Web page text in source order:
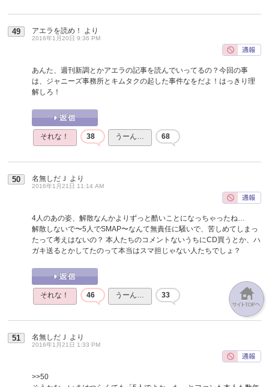
49 アエラを読め！ より
2016年1月20日 9:36 PM
あんた、週刊新調とかアエラの記事を読んでいってるの？今回の事
は、ジャニーズ事務所とキムタクの起した事件なをだよ！はっきり理
解しろ！
それな！ 38 うーん… 68
50 名無しだＪ より
2016年1月21日 11:14 AM
4人のあの姿、解散なんかよりずっと酷いことになっちゃったね…
解散しないで〜5人でSMAP〜なんて無責任に騒いで、苦しめてしまっ
たって考えはないの？ 本人たちのコメントないうちにCD買うとか、ハ
ガキ送るとかしてたのって本当はスマ担じゃない人たちでしょ？
それな！ 46 うーん… 33
51 名無しだＪ より
2016年1月21日 1:33 PM
>>50